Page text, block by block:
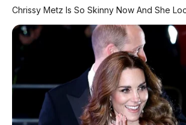
•Brand value Hongqi masih
China, butuh waktu membangun
•Penggerak hanya FWD – tidak
AWD seperti Camry E-Four
Ruang bagasi sedikit
baterai di bawah kursi belakang
PHEV)
Chrissy Metz Is So Skinny Now And She